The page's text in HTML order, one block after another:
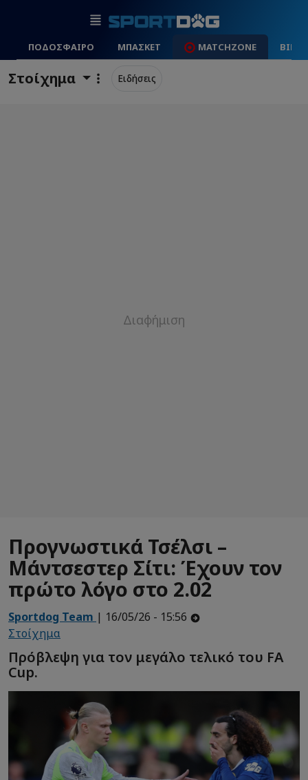
ΠΟΔΟΣΦΑΙΡΟ ΜΠΑΣΚΕΤ MATCHZONE
Στοίχημα Ειδήσεις
Προγνωστικά Τσέλσι –
Μάντσεστερ Σίτι: Έχουν τον
πρώτο λόγο στο 2.02
Sportdog Team | 16/05/26 - 15:56
Στοίχημα
Πρόβλεψη για τον μεγάλο τελικό του FA
Cup.